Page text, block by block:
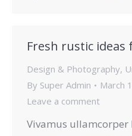
Fresh rustic
Design & Photography,
By Super Admin
March
Leave a comment
Vivamus ullamcorper